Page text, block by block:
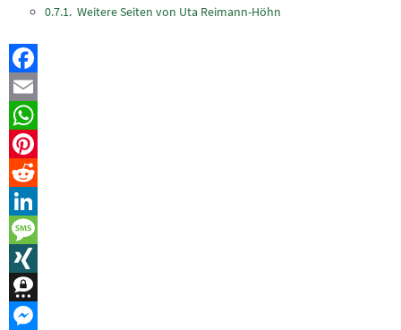
Weitere Seiten von Uta Reimann-Höhn
Facebook
Email
WhatsApp
Pinterest
Reddit
LinkedIn
Message
XING
Threema